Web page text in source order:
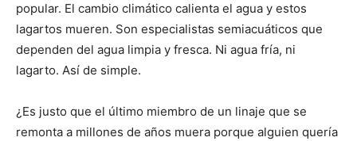
popular. El cambio climático calienta el agua y estos
lagartos mueren. Son especialistas semiacuáticos que
dependen del agua limpia y fresca. Ni agua fría, ni
lagarto. Así de simple.
¿Es justo que el último miembro de un linaje que se
remonta a millones de años muera porque alguien quería